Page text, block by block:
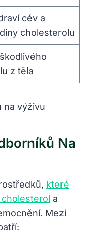
cév a
cholesterolu
z těla
Na
které
a
Mezi